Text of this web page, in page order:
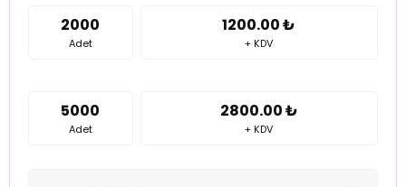
2000
Adet
1200.00 ₺
+ KDV
5000
Adet
2800.00 ₺
+ KDV